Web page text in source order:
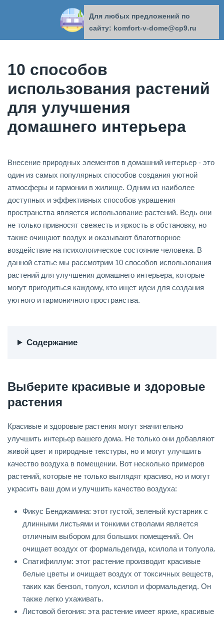
КОМФОРТ В ДОМЕ
10 способов
использования растений
для улучшения
домашнего интерьера
Внесение природных элементов в домашний интерьер - это
один из самых популярных способов создания уютной
атмосферы и гармонии в жилище. Одним из наиболее
доступных и эффективных способов украшения
пространства является использование растений. Ведь они
не только привносят свежесть и яркость в обстановку, но
также очищают воздух и оказывают благотворное
воздействие на психологическое состояние человека. В
данной статье мы рассмотрим 10 способов использования
растений для улучшения домашнего интерьера, которые
могут пригодиться каждому, кто ищет идеи для создания
уютного и гармоничного пространства.
Содержание
Выберите красивые и здоровые
растения
Красивые и здоровые растения могут значительно
улучшить интерьер вашего дома. Не только они добавляют
живой цвет и природные текстуры, но и могут улучшить
качество воздуха в помещении. Вот несколько примеров
растений, которые не только выглядят красиво, но и могут
украсить ваш дом и улучшить качество воздуха:
Фикус Бенджамина: этот густой, зеленый кустарник с
длинными листьями и тонкими стволами является
отличным выбором для больших помещений. Он
очищает воздух от формальдегида, ксилола и толуола.
Спатифиллум: этот растение производит красивые
белые цветы и очищает воздух от токсичных веществ,
таких как бензол, толуол, ксилол и формальдегид. Он
также легко ухаживать.
Листовой бегония: эта растение имеет яркие, красивые
Для любых предложений по
сайту: komfort-v-dome@cp9.ru